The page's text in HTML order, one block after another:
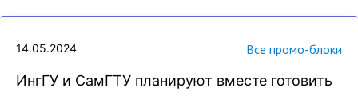
14.05.2024 Все промо-блоки
ИнгГУ и СамГТУ планируют вместе готовить